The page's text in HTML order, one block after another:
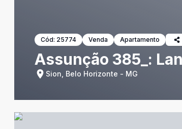
Cód: 25774 Venda Apartamento
Assunção 385_:
Sion, Belo Horizonte - MG